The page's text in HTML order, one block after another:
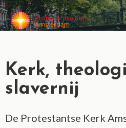
Kerk,
slavernij
De Protestantse Kerk